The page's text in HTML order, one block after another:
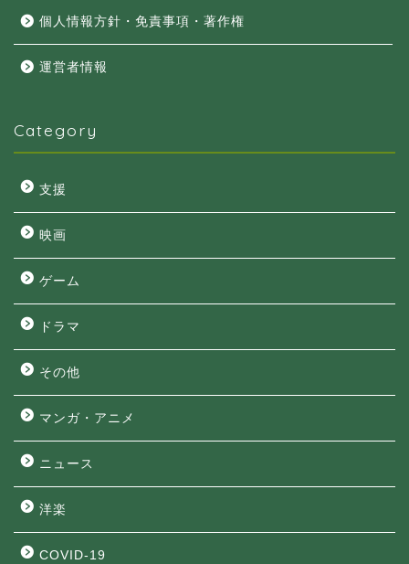
個人情報方針・免責事項・著作権
運営者情報
Category
支援
映画
ゲーム
ドラマ
その他
マンガ・アニメ
ニュース
洋楽
COVID-19